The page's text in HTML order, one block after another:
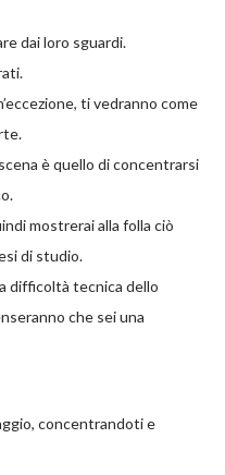
dai loro sguardi.
ti vedranno come
è quello di concentrarsi
mostrerai alla folla ciò
di studio.
difficoltà tecnica dello
che sei una
concentrandoti e